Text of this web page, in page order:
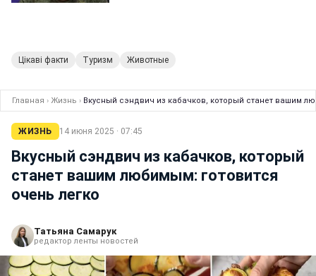
Цікаві факти Туризм Животные
Главная › Жизнь › Вкусный сэндвич из кабачков, который станет вашим
ЖИЗНЬ 14 июня 2025 · 07:45
Вкусный сэндвич из кабачков, который
станет вашим любимым: готовится
очень легко
Татьяна Самарук
редактор ленты новостей